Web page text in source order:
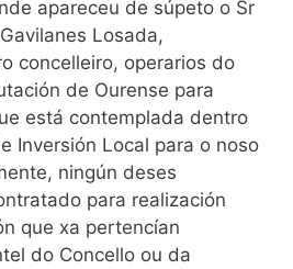
apareceu de súpeto o Sr
Losada,
concelleiro, operarios do
de Ourense para
está contemplada dentro
Inversión Local para o noso
ningún deses
para realización
que xa pertencían
do Concello ou da